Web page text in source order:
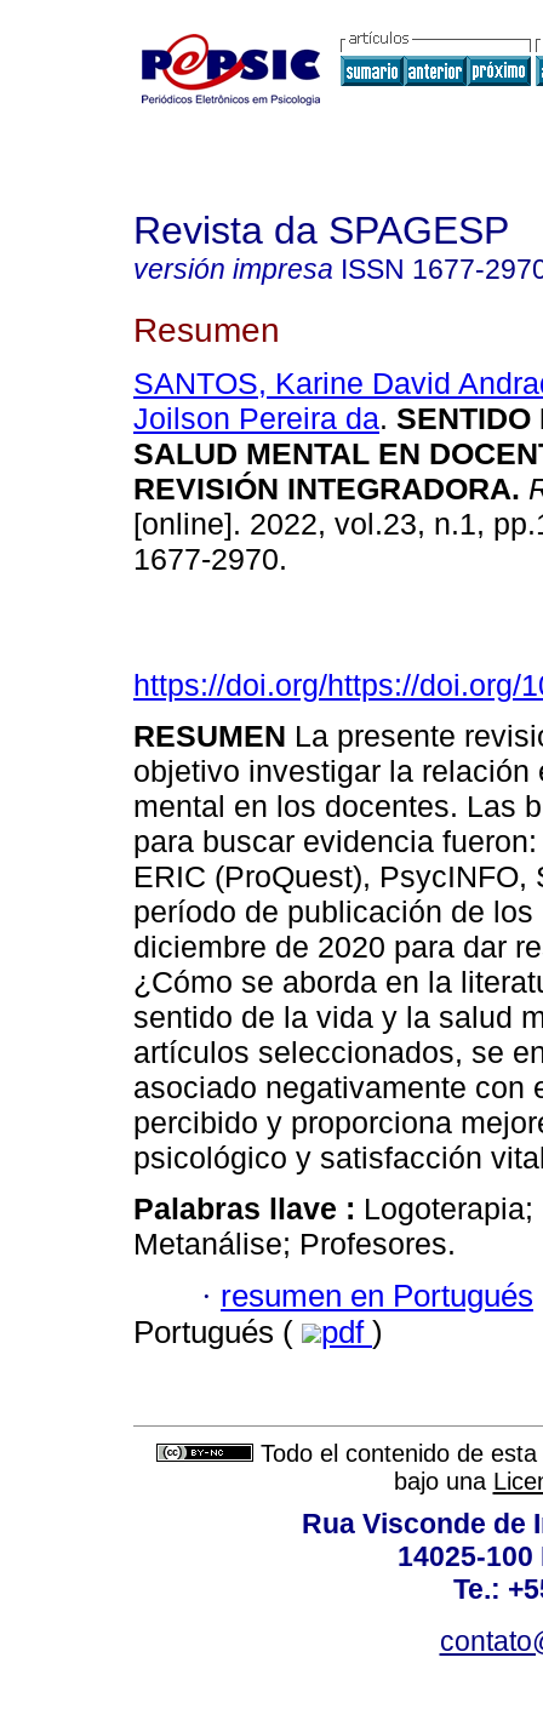
Revista da SPAGESP
versión impresa ISSN 1677-
Resumen
SANTOS, Karine David
Joilson Pereira da. SENTIDO
SALUD MENTAL EN
REVISIÓN INTEGRADORA.
[online]. 2022, vol.23, n.1,
1677-2970.
https://doi.org/https://doi.org/
RESUMEN La presente
objetivo investigar la
mental en los docentes. Las
para buscar evidencia
ERIC (ProQuest),
período de publicación de
diciembre de 2020 para dar
¿Cómo se aborda en la
sentido de la vida y la salud
artículos seleccionados, se
asociado negativamente con
percibido y proporciona
psicológico y satisfacción
Palabras llave :
Metanálise; Profesores.
· resumen en Portugués
Portugués (
pdf )
Todo el contenido de
bajo una
Rua Visconde de
14025-
Te.: